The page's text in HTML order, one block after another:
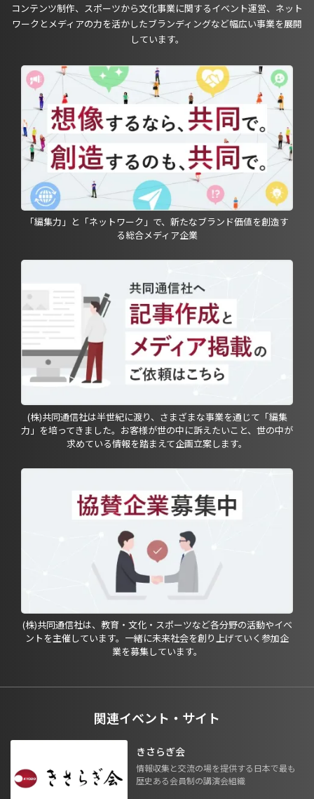
コンテンツ制作、スポーツから文化事業に関するイベント運営、ネット
ワークとメディアの力を活かしたブランディングなど幅広い事業を展開
しています。
「編集力」と「ネットワーク」で、新たなブランド価値を創造す
る総合メディア企業
(株)共同通信社は半世紀に渡り、さまざまな事業を通じて「編集
力」を培ってきました。お客様が世の中に訴えたいこと、世の中が
求めている情報を踏まえて企画立案します。
(株)共同通信社は、教育・文化・スポーツなど各分野の活動やイベ
ントを主催しています。一緒に未来社会を創り上げていく参加企
業を募集しています。
関連イベント・サイト
きさらぎ会
情報収集と交流の場を提供する日本で最も
歴史ある会員制の講演会組織